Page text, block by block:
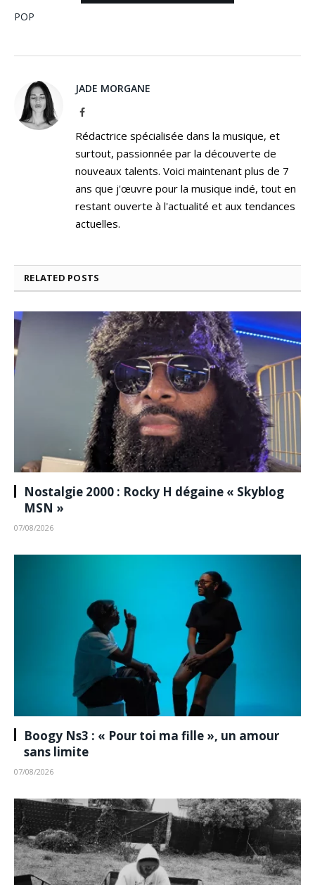
POP
JADE MORGANE
Facebook
Rédactrice spécialisée dans la musique, et
surtout, passionnée par la découverte de
nouveaux talents. Voici maintenant plus de 7
ans que j'œuvre pour la musique indé, tout en
restant ouverte à l'actualité et aux tendances
actuelles.
RELATED POSTS
Nostalgie 2000 : Rocky H dégaine « Skyblog
MSN »
07/08/2026
Boogy Ns3 : « Pour toi ma fille », un amour
sans limite
07/08/2026